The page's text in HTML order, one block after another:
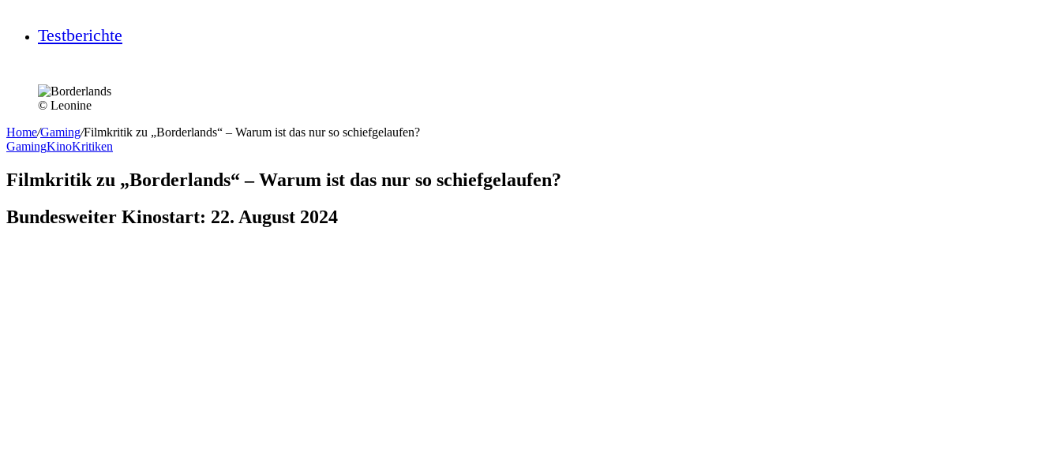
Testberichte
© Leonine
Home/Gaming/Filmkritik zu „Borderlands“ – Warum ist das nur so schiefgelaufen?
GamingKinoKritiken
Filmkritik zu „Borderlands“ – Warum ist das nur so schiefgelaufen?
Bundesweiter Kinostart: 22. August 2024